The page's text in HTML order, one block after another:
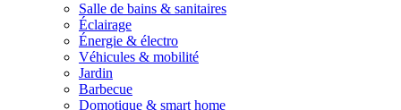
Salle de bains & sanitaires
Éclairage
Énergie & électro
Véhicules & mobilité
Jardin
Barbecue
Domotique & smart home